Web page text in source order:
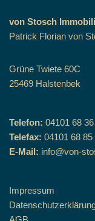
von Stosch
Patrick Florian von
Grüne Twiete 60C
25469 Halstenbek
Telefon: 04101 68
Telefax: 04101 68 85
E-Mail: info@von-
Impressum